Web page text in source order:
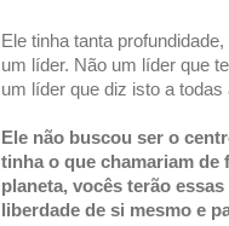
Ele tinha tanta
um líder. Não um líder que
um líder que diz isto a
Ele não buscou ser o
tinha o que chamariam de
planeta, vocês terão
liberdade de si mesmo e